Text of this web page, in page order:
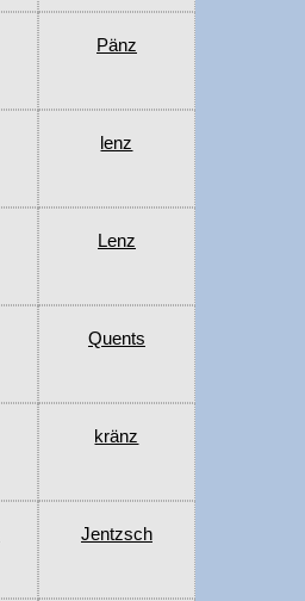
Pänz
lenz
Lenz
Quents
kränz
Jentzsch